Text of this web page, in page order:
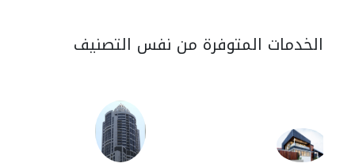
الخدمات المتوفرة من نفس التصنيف